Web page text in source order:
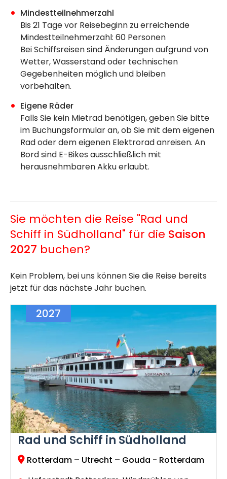
Mindestteilnehmerzahl
Bis 21 Tage vor Reisebeginn zu erreichende
Mindestteilnehmerzahl: 60 Personen
Bei Schiffsreisen sind Änderungen aufgrund von
Wetter, Wasserstand oder technischen
Gegebenheiten möglich und bleiben
vorbehalten.
Eigene Räder
Falls Sie kein Mietrad benötigen, geben Sie bitte
im Buchungsformular an, ob Sie mit dem eigenen
Rad oder dem eigenen Elektrorad anreisen. An
Bord sind E-Bikes ausschließlich mit
herausnehmbaren Akku erlaubt.
Sie möchten die Reise "Rad und
Schiff in Südholland" für die Saison
2027 buchen?
Kein Problem, bei uns können Sie die Reise bereits
jetzt für das nächste Jahr buchen.
2027
Rad und Schiff in Südholland
Rotterdam – Utrecht – Gouda - Rotterdam